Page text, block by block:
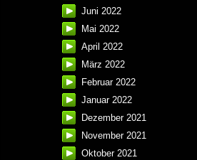
Juni 2022
Mai 2022
April 2022
März 2022
Februar 2022
Januar 2022
Dezember 2021
November 2021
Oktober 2021